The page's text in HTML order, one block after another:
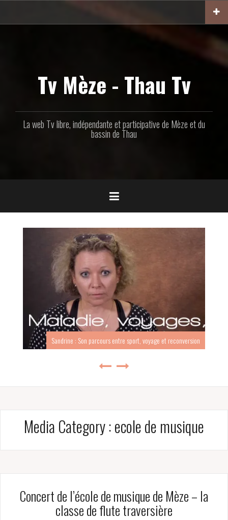
contenu
Tv Mèze - Thau Tv
La web Tv libre, indépendante et participative de Mèze et du
bassin de Thau
Sandrine : Son parcours entre sport, voyage et reconversion
Media Category :ecole de musique
Concert de l’école de musique de Mèze – la
classe de flute traversière